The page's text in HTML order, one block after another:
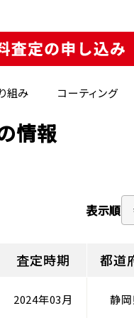
組み コーティング
情報
表示順
査定時期 都道
2024年03月 静